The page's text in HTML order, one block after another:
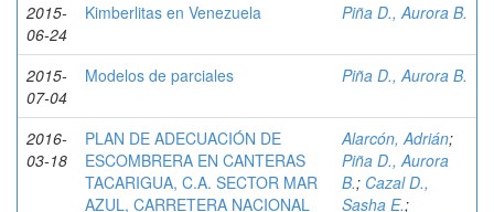
2015-
06-24
Kimberlitas en Venezuela Piña D., Aurora B.
2015-
07-04
Modelos de parciales Piña D., Aurora B.
2016-
03-18
PLAN DE ADECUACIÓN DE
ESCOMBRERA EN CANTERAS
TACARIGUA, C.A. SECTOR MAR
AZUL, CARRETERA NACIONAL
Alarcón, Adrián;
Piña D., Aurora
B.; Cazal D.,
Sasha E.;